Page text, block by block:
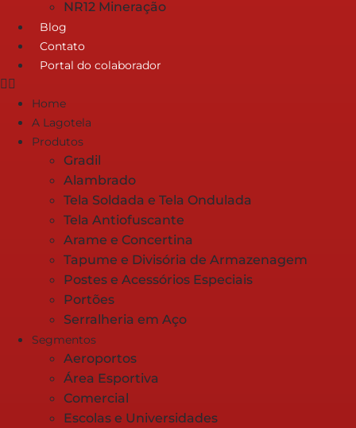
NR12 Mineração
Blog
Contato
Portal do colaborador
Home
A Lagotela
Produtos
Gradil
Alambrado
Tela Soldada e Tela Ondulada
Tela Antiofuscante
Arame e Concertina
Tapume e Divisória de Armazenagem
Postes e Acessórios Especiais
Portões
Serralheria em Aço
Segmentos
Aeroportos
Área Esportiva
Comercial
Escolas e Universidades